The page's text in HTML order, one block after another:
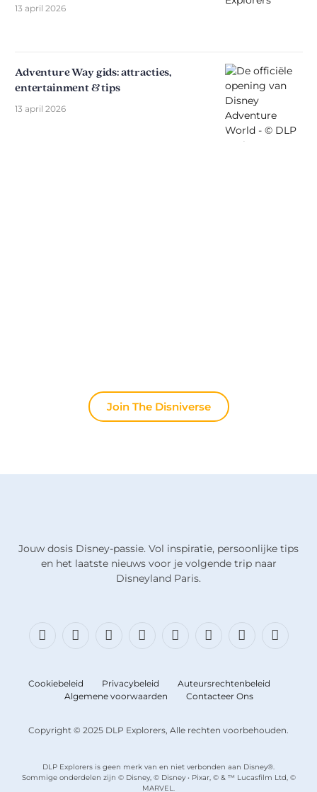
13 april 2026
Adventure Way gids: attracties,
entertainment & tips
13 april 2026
Join The Disniverse
Jouw dosis Disney-passie. Vol inspiratie, persoonlijke tips
en het laatste nieuws voor je volgende trip naar
Disneyland Paris.
Facebook
X
BlueskyInstagramDradenTikTok DiscordRSS
Copyright © 2025 DLP Explorers, Alle rechten voorbehouden.
DLP Explorers is geen merk van en niet verbonden aan Disney®.
Sommige onderdelen zijn © Disney, © Disney • Pixar, © & ™ Lucasfilm Ltd, ©
MARVEL.
Cookiebeleid Privacybeleid
Auteursrechtenbeleid
Algemene voorwaarden
Contacteer Ons